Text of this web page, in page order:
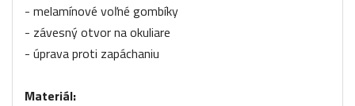
- melamínové voľné gombíky
- závesný otvor na okuliare
- úprava proti zapáchaniu
Materiál: